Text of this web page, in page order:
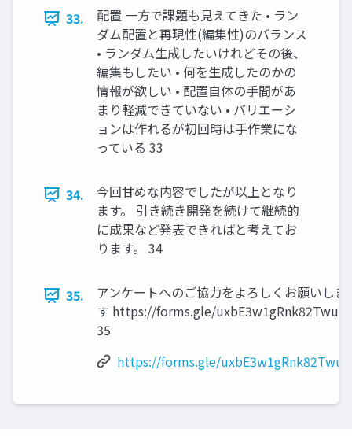
33.
配置 一方で課題も見えてきた • ラン
ダム配置と再現性(編集性)のバランス
• ランダム生成したいけれどその後、
編集もしたい • 何を生成したのかの
情報が欲しい • 配置自体の手間があ
まり軽減できていない • バリエーシ
ョンは作れるが初回時は手作業にな
っている 33
34.
今回甘めな内容でしたが以上となり
ます。 引き続き開発を続けて継続的
に成果など発表できればと考えてお
ります。 34
35.
アンケートへのご協力をよろしくお願いしま
す https://forms.gle/uxbE3w1gRnk82Twu7
35
https://forms.gle/uxbE3w1gRnk82Twu7